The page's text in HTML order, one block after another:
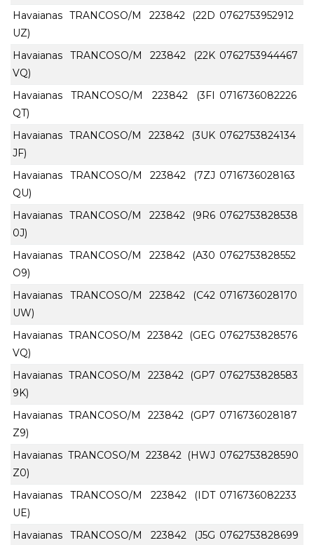
Havaianas TRANCOSO/M 223842 (22D
UZ)
0762753952912
Havaianas TRANCOSO/M 223842 (22K
VQ)
0762753944467
Havaianas TRANCOSO/M 223842 (3FI
QT)
0716736082226
Havaianas TRANCOSO/M 223842 (3UK
JF)
0762753824134
Havaianas TRANCOSO/M 223842 (7ZJ
QU)
0716736028163
Havaianas TRANCOSO/M 223842 (9R6
0J)
0762753828538
Havaianas TRANCOSO/M 223842 (A30
O9)
0762753828552
Havaianas TRANCOSO/M 223842 (C42
UW)
0716736028170
Havaianas TRANCOSO/M 223842 (GEG
VQ)
0762753828576
Havaianas TRANCOSO/M 223842 (GP7
9K)
0762753828583
Havaianas TRANCOSO/M 223842 (GP7
Z9)
0716736028187
Havaianas TRANCOSO/M 223842 (HWJ
Z0)
0762753828590
Havaianas TRANCOSO/M 223842 (IDT
UE)
0716736082233
Havaianas TRANCOSO/M 223842 (J5G 0762753828699